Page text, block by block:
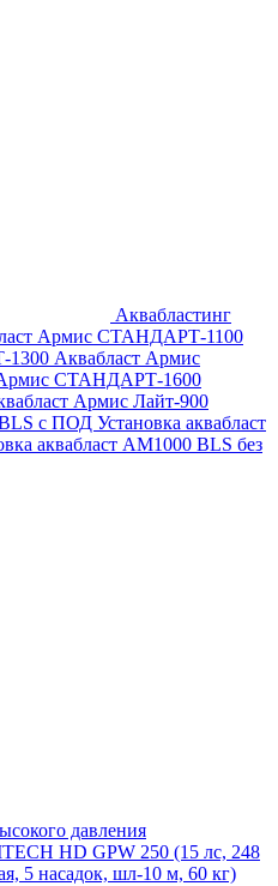
Аквабластинг
Армис СТАНДАРТ-1100
1300 Аквабласт Армис
Армис СТАНДАРТ-1600
Армис Лайт-900
BLS с ПОД Установка аквабласт
аквабласт AM1000 BLS без
давления
HD GPW 250 (15 лс, 248
5 насадок, шл-10 м, 60 кг)